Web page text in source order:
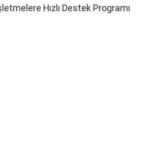
Hızlı Destek Programı